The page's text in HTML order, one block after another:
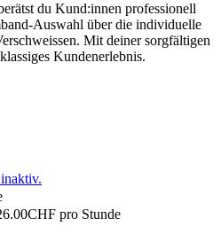
du Kund:innen professionell
Auswahl über die individuelle
Mit deiner sorgfältigen
Kundenerlebnis.
pro Stunde